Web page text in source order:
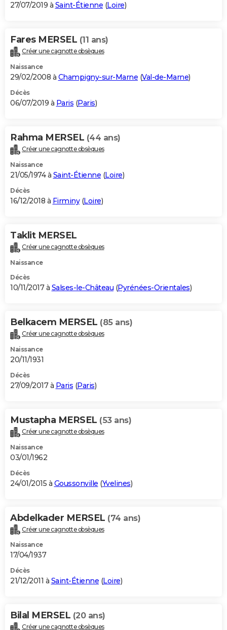
27/07/2019 à Saint-Étienne (Loire)
Fares MERSEL (11 ans)
Créer une cagnotte obsèques
Naissance
29/02/2008 à Champigny-sur-Marne (Val-de-Marne)
Décès
06/07/2019 à Paris (Paris)
Rahma MERSEL (44 ans)
Créer une cagnotte obsèques
Naissance
21/05/1974 à Saint-Étienne (Loire)
Décès
16/12/2018 à Firminy(Loire)
Taklit MERSEL
Créer une cagnotte obsèques
Naissance
Décès
10/11/2017 à Salses-le-Château (Pyrénées-Orientales)
Belkacem MERSEL (85 ans)
Créer une cagnotte obsèques
Naissance
20/11/1931
Décès
27/09/2017 à Paris (Paris)
Mustapha MERSEL (53 ans)
Créer une cagnotte obsèques
Naissance
03/01/1962
Décès
24/01/2015 à Goussonville (Yvelines)
Abdelkader MERSEL (74 ans)
Créer une cagnotte obsèques
Naissance
17/04/1937
Décès
21/12/2011 à Saint-Étienne (Loire)
Bilal MERSEL (20 ans)
Créer une cagnotte obsèques